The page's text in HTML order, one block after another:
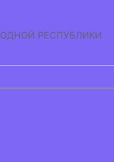
РЕСПУБЛИКИ